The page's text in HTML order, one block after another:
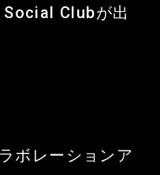
Social Clubが出
ボレーションア